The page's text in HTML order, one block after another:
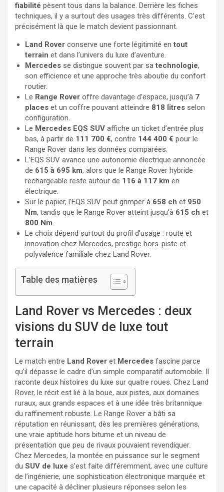
fiabilité pèsent tous dans la balance. Derrière les fiches
techniques, il y a surtout des usages très différents. C’est
précisément là que le match devient passionnant.
Land Rover conserve une forte légitimité entout
terrain et dans l’univers du luxe d’aventure.
Mercedes se distingue souvent par satechnologie,
son efficience et une approche très aboutie du confort
routier.
Le Range Rover offre davantage d’espace, jusqu’à 7
places et un coffre pouvant atteindre 818 litres selon
configuration.
Le Mercedes EQS SUV affiche un ticket d’entrée plus
bas, à partir de 111 700 €, contre 144 400 € pour le
Range Rover dans les données comparées.
L’EQS SUV avance une autonomie électrique annoncée
de 615 à 695 km, alors que le Range Rover hybride
rechargeable reste autour de 116 à 117 km en
électrique.
Sur le papier, l’EQS SUV peut grimper à 658 ch et 950
Nm, tandis que le Range Rover atteint jusqu’à 615 ch et
800 Nm.
Le choix dépend surtout du profil d’usage : route et
innovation chez Mercedes, prestige hors-piste et
polyvalence familiale chez Land Rover.
Table des matières
Land Rover vs Mercedes : deux
visions du SUV de luxe tout
terrain
Le match entre Land Rover et Mercedes fascine parce
qu’il dépasse le cadre d’un simple comparatif automobile. Il
raconte deux histoires du luxe sur quatre roues. Chez Land
Rover, le récit est lié à la boue, aux pistes, aux domaines
ruraux, aux grands espaces et à une idée très britannique
du raffinement robuste. Le Range Rover a bâti sa
réputation en réunissant, dès les premières générations,
une vraie aptitude hors bitume et un niveau de
présentation que peu de rivaux pouvaient revendiquer.
Chez Mercedes, la montée en puissance sur le segment
du SUV de luxe s’est faite différemment, avec une culture
de l’ingénierie, une sophistication électronique marquée et
une capacité à décliner plusieurs réponses selon les